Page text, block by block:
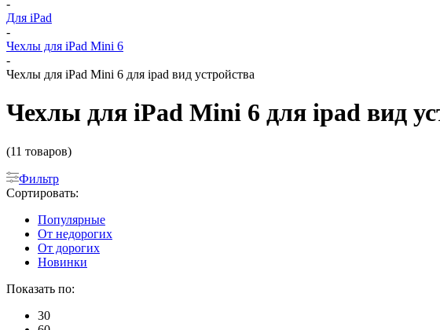
-
Для iPad
-
Чехлы для iPad Mini 6
-
Чехлы для iPad Mini 6 для ipad вид устройства
Чехлы для iPad Mini 6 для ipad вид
(11 товаров)
Фильтр
Сортировать:
Популярные
От недорогих
От дорогих
Новинки
Показать по:
30